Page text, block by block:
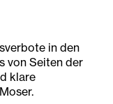
in den
von Seiten der
klare